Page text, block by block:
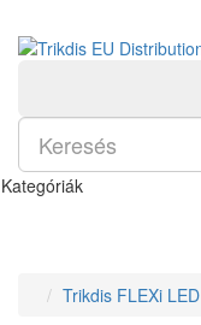
Kategóriák
Trikdis FLEXi